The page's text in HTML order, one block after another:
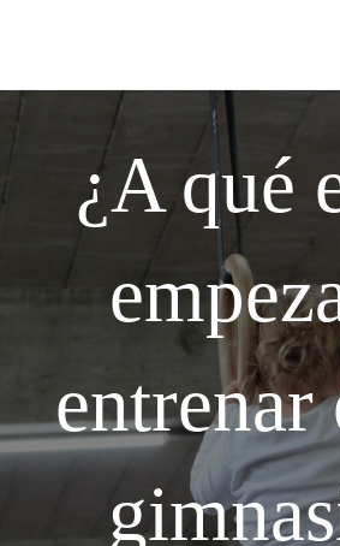
¿A qué
entrenar